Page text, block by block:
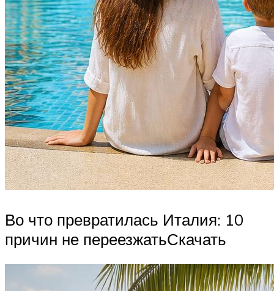
Во что превратилась Италия: 10
причин не переезжатьСкачать